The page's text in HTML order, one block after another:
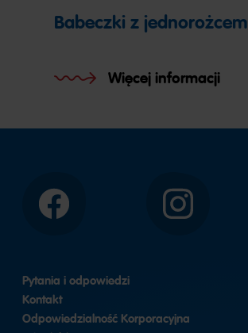
Babeczki z jednorożcem
Więcej informacji
Facebook Instagram
Pytania i odpowiedzi
Kontakt
Odpowiedzialność Korporacyjna